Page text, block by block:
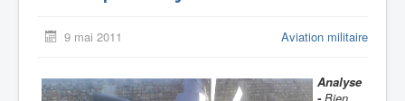
9 mai 2011 Aviation militaire
Analyse